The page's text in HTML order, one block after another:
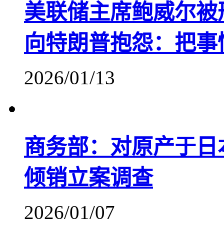
美联储主席鲍威尔
向特朗普抱怨：把
2026/01/13
商务部：对原产于
倾销立案调查
2026/01/07